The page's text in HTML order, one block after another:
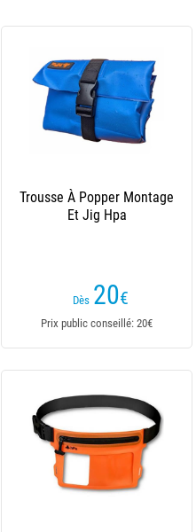
Trousse À Popper Montage
Et Jig Hpa
Dès 20€
Prix public conseillé: 20€